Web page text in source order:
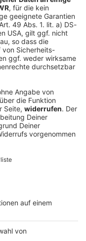
um
Leipzig/Halle
Zuständigkeiten